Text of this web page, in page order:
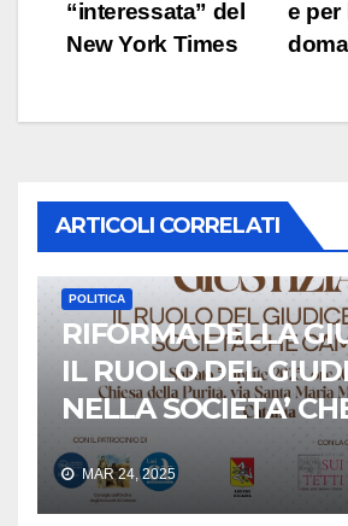
e per
“interessata” del
New York Times
ARTICOLI CORRELATI
POLITICA
RIFORMA DELLA
IL RUOLO DEL
NELLA SOCIETA’
MAR 24, 2025